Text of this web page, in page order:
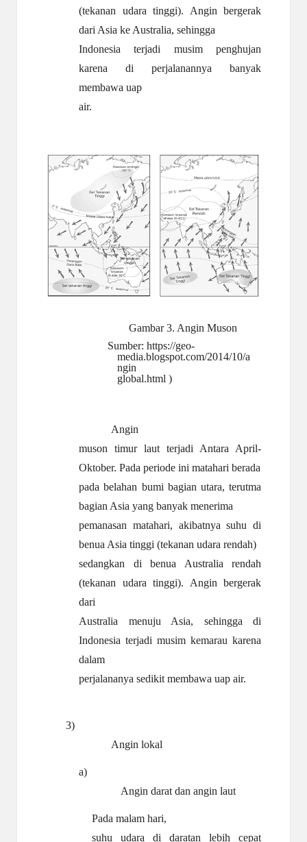
(tekanan udara tinggi). Angin bergerak
dari Asia ke Australia, sehingga
Indonesia terjadi musim penghujan
karena di perjalanannya banyak
membawa uap
air.
Gambar 3. Angin Muson
Sumber: https://geo-
media.blogspot.com/2014/10/a
ngin
global.html )
Angin
muson timur laut terjadi Antara April-
Oktober. Pada periode ini matahari berada
pada belahan bumi bagian utara, terutma
bagian Asia yang banyak menerima
pemanasan matahari, akibatnya suhu di
benua Asia tinggi (tekanan udara rendah)
sedangkan di benua Australia rendah
(tekanan udara tinggi). Angin bergerak
dari
Australia menuju Asia, sehingga di
Indonesia terjadi musim kemarau karena
dalam
perjalananya sedikit membawa uap air.
3)
Angin lokal
a)
Angin darat dan angin laut
Pada malam hari,
suhu udara di daratan lebih cepat